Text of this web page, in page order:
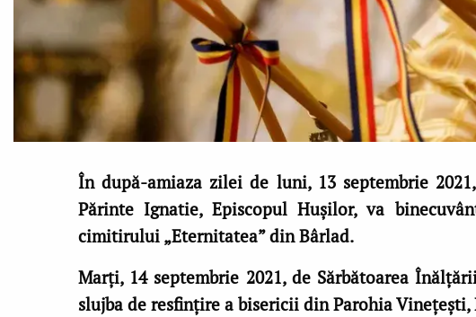
În după-amiaza zilei de luni, 13 septembrie
Părinte Ignatie, Episcopul Hușilor, va
cimitirului „Eternitatea” din Bârlad.
Marți, 14 septembrie 2021, de Sărbătoarea
slujba de resfințire a bisericii din Parohia